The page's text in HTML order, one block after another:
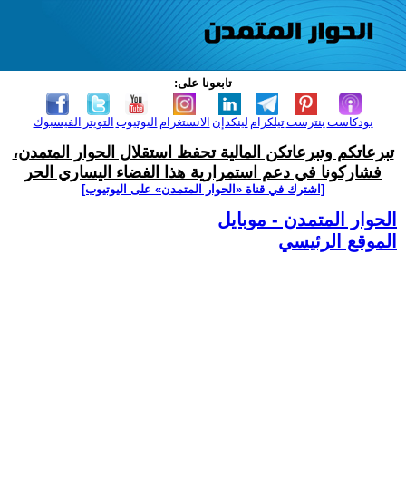
تابعونا على:
الفيسبوك التويتر اليوتيوب الانستغرام لينكدإن تيلكرامبنترست بودكاست
تبرعاتكم وتبرعاتكن المالية تحفظ استقلال الحوار المتمدن،
فشاركونا في دعم استمرارية هذا الفضاء اليساري الحر
[اشترك في قناة ‫«الحوار المتمدن» على اليوتيوب]
الحوار المتمدن - موبايل
الموقع الرئيسي